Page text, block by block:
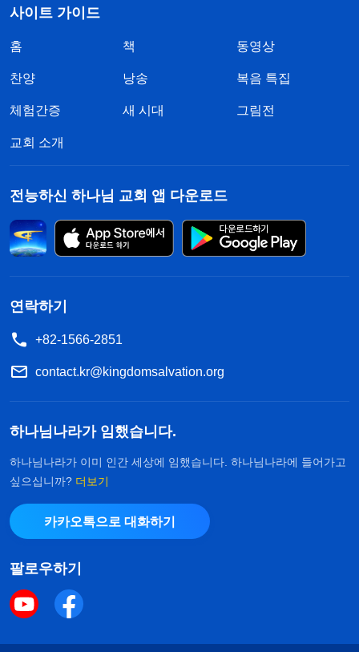
사이트 가이드
홈 책 동영상
찬양 낭송 복음 특집
체험간증 새 시대 그림전
교회 소개
전능하신 하나님 교회 앱 다운로드
연락하기
+82-1566-2851
contact.kr@kingdomsalvation.org
하나님나라가 임했습니다.
하나님나라가 이미 인간 세상에 임했습니다. 하나님나라에 들어가고
싶으십니까? 더보기
카카오톡으로 대화하기
팔로우하기